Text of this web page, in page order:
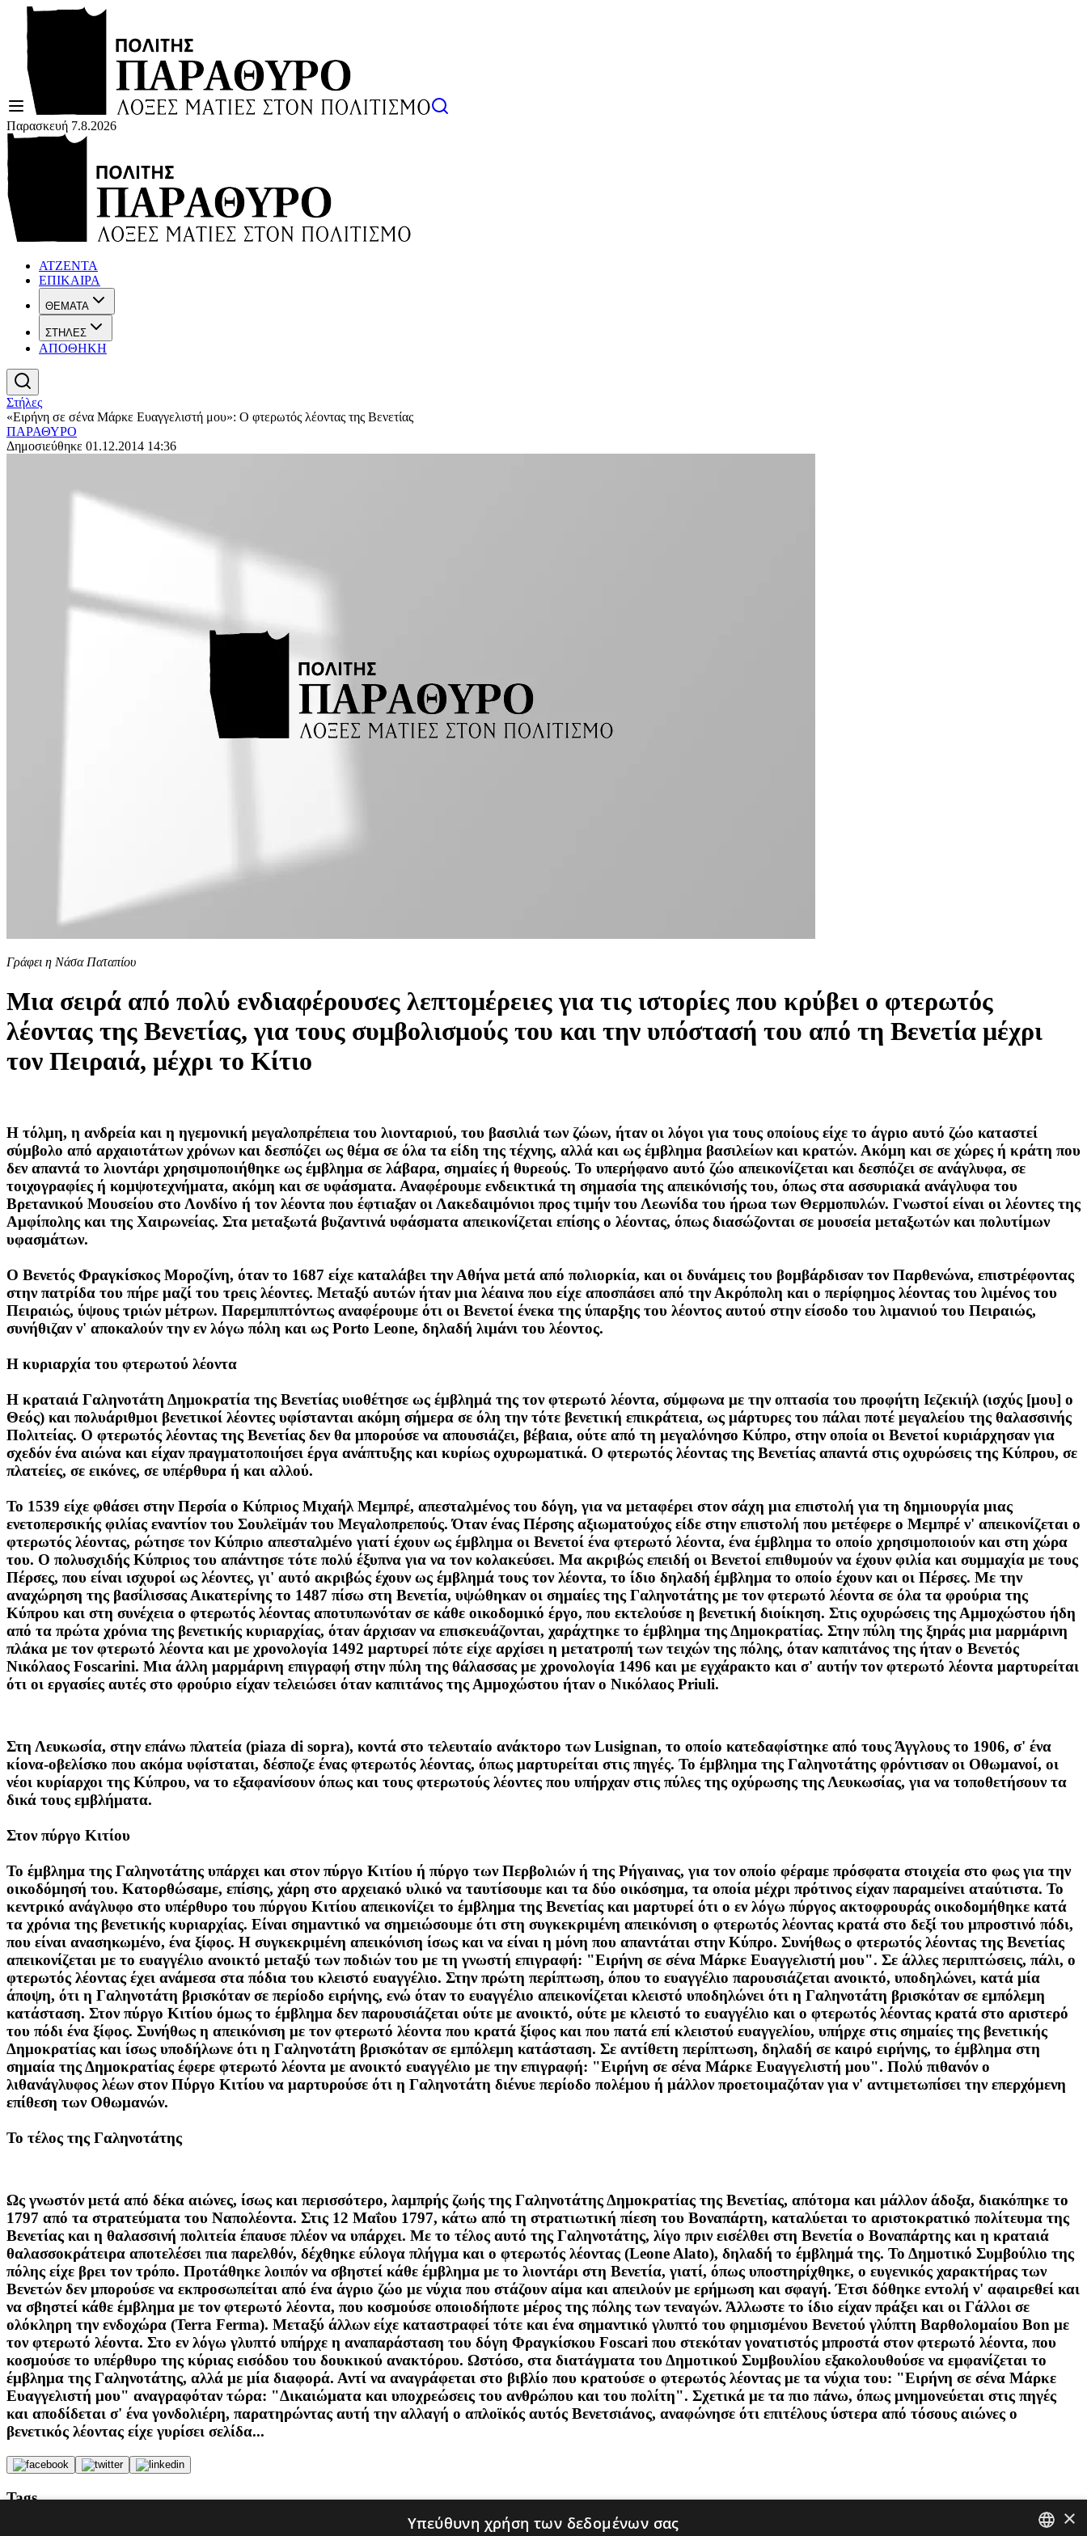
Παρασκευή 7.8.2026
ΑΤΖΕΝΤΑ
ΕΠΙΚΑΙΡΑ
ΘΕΜΑΤΑ
ΣΤΗΛΕΣ
ΑΠΟΘΗΚΗ
Στήλες
«Ειρήνη σε σένα Μάρκε Ευαγγελιστή μου»: Ο φτερωτός λέοντας της Βενετίας
ΠΑΡΑΘΥΡΟ
Δημοσιεύθηκε 01.12.2014 14:36
Γράφει η Νάσα Παταπίου
Μια σειρά από πολύ ενδιαφέρουσες λεπτομέρειες για τις ιστορίες που κρύβει ο φτερωτός
λέοντας της Βενετίας, για τους συμβολισμούς του και την υπόστασή του από τη Βενετία μέχρι
τον Πειραιά, μέχρι το Κίτιο
Η τόλμη, η ανδρεία και η ηγεμονική μεγαλοπρέπεια του λιονταριού, του βασιλιά των ζώων, ήταν οι λόγοι για τους οποίους είχε το άγριο αυτό ζώο καταστεί
σύμβολο από αρχαιοτάτων χρόνων και δεσπόζει ως θέμα σε όλα τα είδη της τέχνης, αλλά και ως έμβλημα βασιλείων και κρατών. Ακόμη και σε χώρες ή κράτη που
δεν απαντά το λιοντάρι χρησιμοποιήθηκε ως έμβλημα σε λάβαρα, σημαίες ή θυρεούς. Το υπερήφανο αυτό ζώο απεικονίζεται και δεσπόζει σε ανάγλυφα, σε
τοιχογραφίες ή κομψοτεχνήματα, ακόμη και σε υφάσματα. Αναφέρουμε ενδεικτικά τη σημασία της απεικόνισής του, όπως στα ασσυριακά ανάγλυφα του
Βρετανικού Μουσείου στο Λονδίνο ή τον λέοντα που έφτιαξαν οι Λακεδαιμόνιοι προς τιμήν του Λεωνίδα του ήρωα των Θερμοπυλών. Γνωστοί είναι οι λέοντες της
Αμφίπολης και της Χαιρωνείας. Στα μεταξωτά βυζαντινά υφάσματα απεικονίζεται επίσης ο λέοντας, όπως διασώζονται σε μουσεία μεταξωτών και πολυτίμων
υφασμάτων.
Ο Βενετός Φραγκίσκος Μοροζίνη, όταν το 1687 είχε καταλάβει την Αθήνα μετά από πολιορκία, και οι δυνάμεις του βομβάρδισαν τον Παρθενώνα, επιστρέφοντας
στην πατρίδα του πήρε μαζί του τρεις λέοντες. Μεταξύ αυτών ήταν μια λέαινα που είχε αποσπάσει από την Ακρόπολη και ο περίφημος λέοντας του λιμένος του
Πειραιώς, ύψους τριών μέτρων. Παρεμπιπτόντως αναφέρουμε ότι οι Βενετοί ένεκα της ύπαρξης του λέοντος αυτού στην είσοδο του λιμανιού του Πειραιώς,
συνήθιζαν ν' αποκαλούν την εν λόγω πόλη και ως Porto Leone, δηλαδή λιμάνι του λέοντος.
Η κυριαρχία του φτερωτού λέοντα
Η κραταιά Γαληνοτάτη Δημοκρατία της Βενετίας υιοθέτησε ως έμβλημά της τον φτερωτό λέοντα, σύμφωνα με την οπτασία του προφήτη Ιεζεκιήλ (ισχύς [μου] ο
Θεός) και πολυάριθμοι βενετικοί λέοντες υφίστανται ακόμη σήμερα σε όλη την τότε βενετική επικράτεια, ως μάρτυρες του πάλαι ποτέ μεγαλείου της θαλασσινής
Πολιτείας. Ο φτερωτός λέοντας της Βενετίας δεν θα μπορούσε να απουσιάζει, βέβαια, ούτε από τη μεγαλόνησο Κύπρο, στην οποία οι Βενετοί κυριάρχησαν για
σχεδόν ένα αιώνα και είχαν πραγματοποιήσει έργα ανάπτυξης και κυρίως οχυρωματικά. Ο φτερωτός λέοντας της Βενετίας απαντά στις οχυρώσεις της Κύπρου, σε
πλατείες, σε εικόνες, σε υπέρθυρα ή και αλλού.
Το 1539 είχε φθάσει στην Περσία ο Κύπριος Μιχαήλ Μεμπρέ, απεσταλμένος του δόγη, για να μεταφέρει στον σάχη μια επιστολή για τη δημιουργία μιας
ενετοπερσικής φιλίας εναντίον του Σουλεϊμάν του Μεγαλοπρεπούς. Όταν ένας Πέρσης αξιωματούχος είδε στην επιστολή που μετέφερε ο Μεμπρέ ν' απεικονίζεται ο
φτερωτός λέοντας, ρώτησε τον Κύπριο απεσταλμένο γιατί έχουν ως έμβλημα οι Βενετοί ένα φτερωτό λέοντα, ένα έμβλημα το οποίο χρησιμοποιούν και στη χώρα
του. Ο πολυσχιδής Κύπριος του απάντησε τότε πολύ έξυπνα για να τον κολακεύσει. Μα ακριβώς επειδή οι Βενετοί επιθυμούν να έχουν φιλία και συμμαχία με τους
Πέρσες, που είναι ισχυροί ως λέοντες, γι' αυτό ακριβώς έχουν ως έμβλημά τους τον λέοντα, το ίδιο δηλαδή έμβλημα το οποίο έχουν και οι Πέρσες. Με την
αναχώρηση της βασίλισσας Αικατερίνης το 1487 πίσω στη Βενετία, υψώθηκαν οι σημαίες της Γαληνοτάτης με τον φτερωτό λέοντα σε όλα τα φρούρια της
Κύπρου και στη συνέχεια ο φτερωτός λέοντας αποτυπωνόταν σε κάθε οικοδομικό έργο, που εκτελούσε η βενετική διοίκηση. Στις οχυρώσεις της Αμμοχώστου ήδη
από τα πρώτα χρόνια της βενετικής κυριαρχίας, όταν άρχισαν να επισκευάζονται, χαράχτηκε το έμβλημα της Δημοκρατίας. Στην πύλη της ξηράς μια μαρμάρινη
πλάκα με τον φτερωτό λέοντα και με χρονολογία 1492 μαρτυρεί πότε είχε αρχίσει η μετατροπή των τειχών της πόλης, όταν καπιτάνος της ήταν ο Βενετός
Νικόλαος Foscarini. Mια άλλη μαρμάρινη επιγραφή στην πύλη της θάλασσας με χρονολογία 1496 και με εγχάρακτο και σ' αυτήν τον φτερωτό λέοντα μαρτυρείται
ότι οι εργασίες αυτές στο φρούριο είχαν τελειώσει όταν καπιτάνος της Αμμοχώστου ήταν ο Νικόλαος Priuli.
Στη Λευκωσία, στην επάνω πλατεία (piaza di sopra), κοντά στο τελευταίο ανάκτορο των Lusignan, το οποίο κατεδαφίστηκε από τους Άγγλους το 1906, σ' ένα
κίονα-οβελίσκο που ακόμα υφίσταται, δέσποζε ένας φτερωτός λέοντας, όπως μαρτυρείται στις πηγές. Το έμβλημα της Γαληνοτάτης φρόντισαν οι Οθωμανοί, οι
νέοι κυρίαρχοι της Κύπρου, να το εξαφανίσουν όπως και τους φτερωτούς λέοντες που υπήρχαν στις πύλες της οχύρωσης της Λευκωσίας, για να τοποθετήσουν τα
δικά τους εμβλήματα.
Στον πύργο Κιτίου
Το έμβλημα της Γαληνοτάτης υπάρχει και στον πύργο Κιτίου ή πύργο των Περβολιών ή της Ρήγαινας, για τον οποίο φέραμε πρόσφατα στοιχεία στο φως για την
οικοδόμησή του. Κατορθώσαμε, επίσης, χάρη στο αρχειακό υλικό να ταυτίσουμε και τα δύο οικόσημα, τα οποία μέχρι πρότινος είχαν παραμείνει αταύτιστα. Το
κεντρικό ανάγλυφο στο υπέρθυρο του πύργου Κιτίου απεικονίζει το έμβλημα της Βενετίας και μαρτυρεί ότι ο εν λόγω πύργος ακτοφρουράς οικοδομήθηκε κατά
τα χρόνια της βενετικής κυριαρχίας. Είναι σημαντικό να σημειώσουμε ότι στη συγκεκριμένη απεικόνιση ο φτερωτός λέοντας κρατά στο δεξί του μπροστινό πόδι,
που είναι ανασηκωμένο, ένα ξίφος. Η συγκεκριμένη απεικόνιση ίσως και να είναι η μόνη που απαντάται στην Κύπρο. Συνήθως ο φτερωτός λέοντας της Βενετίας
απεικονίζεται με το ευαγγέλιο ανοικτό μεταξύ των ποδιών του με τη γνωστή επιγραφή: "Ειρήνη σε σένα Μάρκε Ευαγγελιστή μου". Σε άλλες περιπτώσεις, πάλι, ο
φτερωτός λέοντας έχει ανάμεσα στα πόδια του κλειστό ευαγγέλιο. Στην πρώτη περίπτωση, όπου το ευαγγέλιο παρουσιάζεται ανοικτό, υποδηλώνει, κατά μία
άποψη, ότι η Γαληνοτάτη βρισκόταν σε περίοδο ειρήνης, ενώ όταν το ευαγγέλιο απεικονίζεται κλειστό υποδηλώνει ότι η Γαληνοτάτη βρισκόταν σε εμπόλεμη
κατάσταση. Στον πύργο Κιτίου όμως το έμβλημα δεν παρουσιάζεται ούτε με ανοικτό, ούτε με κλειστό το ευαγγέλιο και ο φτερωτός λέοντας κρατά στο αριστερό
του πόδι ένα ξίφος. Συνήθως η απεικόνιση με τον φτερωτό λέοντα που κρατά ξίφος και που πατά επί κλειστού ευαγγελίου, υπήρχε στις σημαίες της βενετικής
Δημοκρατίας και ίσως υποδήλωνε ότι η Γαληνοτάτη βρισκόταν σε εμπόλεμη κατάσταση. Σε αντίθετη περίπτωση, δηλαδή σε καιρό ειρήνης, το έμβλημα στη
σημαία της Δημοκρατίας έφερε φτερωτό λέοντα με ανοικτό ευαγγέλιο με την επιγραφή: "Ειρήνη σε σένα Μάρκε Ευαγγελιστή μου". Πολύ πιθανόν ο
λιθανάγλυφος λέων στον Πύργο Κιτίου να μαρτυρούσε ότι η Γαληνοτάτη διένυε περίοδο πολέμου ή μάλλον προετοιμαζόταν για ν' αντιμετωπίσει την επερχόμενη
επίθεση των Οθωμανών.
Το τέλος της Γαληνοτάτης
Ως γνωστόν μετά από δέκα αιώνες, ίσως και περισσότερο, λαμπρής ζωής της Γαληνοτάτης Δημοκρατίας της Βενετίας, απότομα και μάλλον άδοξα, διακόπηκε το
1797 από τα στρατεύματα του Ναπολέοντα. Στις 12 Μαΐου 1797, κάτω από τη στρατιωτική πίεση του Βοναπάρτη, καταλύεται το αριστοκρατικό πολίτευμα της
Βενετίας και η θαλασσινή πολιτεία έπαυσε πλέον να υπάρχει. Με το τέλος αυτό της Γαληνοτάτης, λίγο πριν εισέλθει στη Βενετία ο Βοναπάρτης και η κραταιά
θαλασσοκράτειρα αποτελέσει πια παρελθόν, δέχθηκε εύλογα πλήγμα και ο φτερωτός λέοντας (Leone Alato), δηλαδή το έμβλημά της. Το Δημοτικό Συμβούλιο της
πόλης είχε βρει τον τρόπο. Προτάθηκε λοιπόν να σβηστεί κάθε έμβλημα με το λιοντάρι στη Βενετία, γιατί, όπως υποστηρίχθηκε, ο ευγενικός χαρακτήρας των
Βενετών δεν μπορούσε να εκπροσωπείται από ένα άγριο ζώο με νύχια που στάζουν αίμα και απειλούν με ερήμωση και σφαγή. Έτσι δόθηκε εντολή ν' αφαιρεθεί και
να σβηστεί κάθε έμβλημα με τον φτερωτό λέοντα, που κοσμούσε οποιοδήποτε μέρος της πόλης των τεναγών. Άλλωστε το ίδιο είχαν πράξει και οι Γάλλοι σε
ολόκληρη την ενδοχώρα (Terra Ferma). Μεταξύ άλλων είχε καταστραφεί τότε και ένα σημαντικό γλυπτό του φημισμένου Βενετού γλύπτη Βαρθολομαίου Bon με
τον φτερωτό λέοντα. Στο εν λόγω γλυπτό υπήρχε η αναπαράσταση του δόγη Φραγκίσκου Foscari που στεκόταν γονατιστός μπροστά στον φτερωτό λέοντα, που
κοσμούσε το υπέρθυρο της κύριας εισόδου του δουκικού ανακτόρου. Ωστόσο, στα διατάγματα του Δημοτικού Συμβουλίου εξακολουθούσε να εμφανίζεται το
έμβλημα της Γαληνοτάτης, αλλά με μία διαφορά. Αντί να αναγράφεται στο βιβλίο που κρατούσε ο φτερωτός λέοντας με τα νύχια του: "Ειρήνη σε σένα Μάρκε
Ευαγγελιστή μου" αναγραφόταν τώρα: "Δικαιώματα και υποχρεώσεις του ανθρώπου και του πολίτη". Σχετικά με τα πιο πάνω, όπως μνημονεύεται στις πηγές
και αποδίδεται σ' ένα γονδολιέρη, παρατηρώντας αυτή την αλλαγή ο απλοϊκός αυτός Βενετσιάνος, αναφώνησε ότι επιτέλους ύστερα από τόσους αιώνες ο
βενετικός λέοντας είχε γυρίσει σελίδα...
Tags
×
Υπεύθυνη χρήση των δεδομένων σας